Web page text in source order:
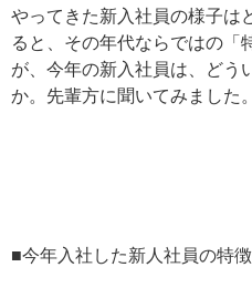
やってきた新入社員の様子は
ると、その年代ならではの「
が、今年の新入社員は、どう
か。先輩方に聞いてみました。
■今年入社した新人社員の特徴